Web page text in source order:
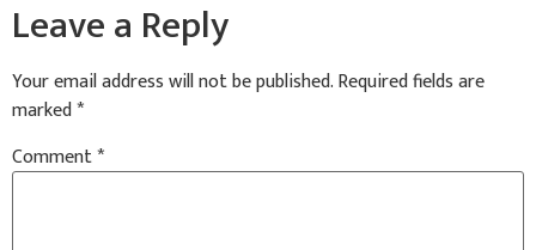
Leave a Reply
Your email address will not be published.Required fields are
marked*
Comment*